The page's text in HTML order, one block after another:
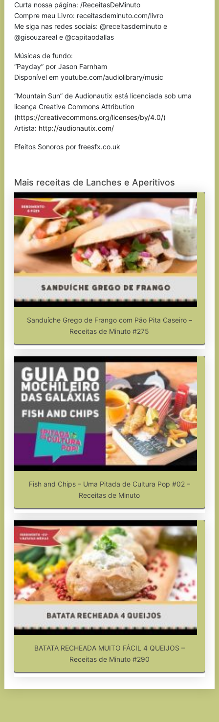
Curta nossa página: /ReceitasDeMinuto
Compre meu Livro: receitasdeminuto.com/livro
Me siga nas redes sociais: @receitasdeminuto e
@gisouzareal e @capitaodallas
Músicas de fundo:
“Payday” por Jason Farnham
Disponível em youtube.com/audiolibrary/music
“Mountain Sun” de Audionautix está licenciada sob uma
licença Creative Commons Attribution
(https://creativecommons.org/licenses/by/4.0/)
Artista: http://audionautix.com/
Efeitos Sonoros por freesfx.co.uk
Mais receitas de Lanches e Aperitivos
Sanduíche Grego de Frango com Pão Pita Caseiro –
Receitas de Minuto #275
Fish and Chips – Uma Pitada de Cultura Pop #02 –
Receitas de Minuto
BATATA RECHEADA MUITO FÁCIL 4 QUEIJOS –
Receitas de Minuto #290